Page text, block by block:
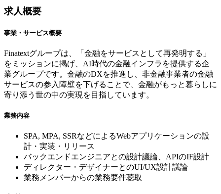
求人概要
事業・サービス概要
Finatextグループは、「金融をサービスとして再発明する」
をミッションに掲げ、AI時代の金融インフラを提供する企
業グループです。金融のDXを推進し、非金融事業者の金融
サービスの参入障壁を下げることで、金融がもっと暮らしに
寄り添う世の中の実現を目指しています。
業務内容
SPA, MPA, SSRなどによるWebアプリケーションの設
計・実装・リリース
バックエンドエンジニアとの設計議論、APIのIF設計
ディレクター・デザイナーとのUI/UX設計議論
業務メンバーからの業務要件聴取